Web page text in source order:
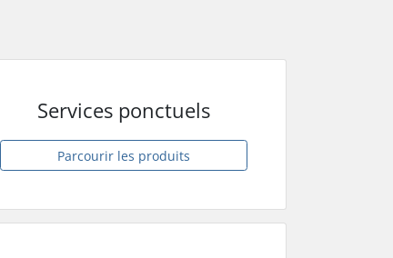
Services ponctuels
Parcourir les produits